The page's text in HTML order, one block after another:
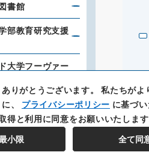
館
書館
育研究支援室
部教育研究支援
学フーヴァー研究所
大学フーヴァー
アジア経済研究所図書館
構アジア経済研
りがとうございます。私たちがよ
、 プライバシーポリシー に基づ
得と利用に同意をお願いいたします
小限 全て同